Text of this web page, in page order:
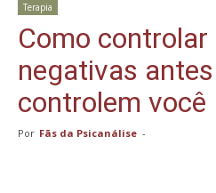
Terapia
Como controlar
negativas
controlem você
Por Fãs da Psicanálise -